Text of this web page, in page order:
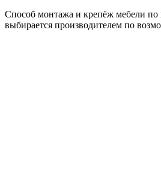
Способ монтажа и крепёж мебели по
выбирается производителем по